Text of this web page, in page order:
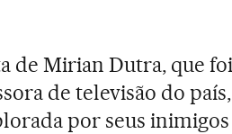
de Mirian Dutra, que
de televisão do
por seus